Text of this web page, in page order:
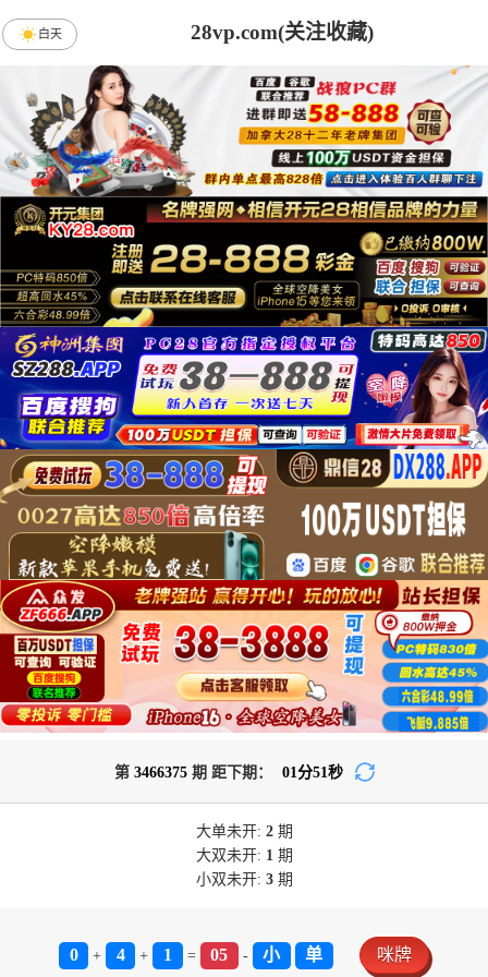
28vp.com(关注收藏)
白天
第 3466375期 距下期： 01 分51 秒
大单未开: 2期
大双未开: 1 期
小双未开: 3期
0 + 4 + 1 = 05 - 小 单 咪牌